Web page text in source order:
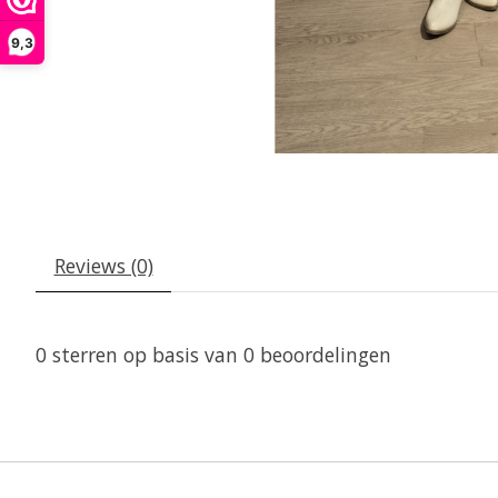
9,3
Reviews (0)
0 sterren op basis van 0 beoordelingen